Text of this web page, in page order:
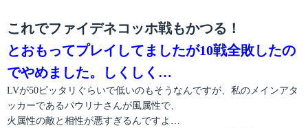
これでファイデネコッホ戦もかつる！
とおもってプレイしてましたが10戦全敗したの
でやめました。しくしく…
LVが50ピッタリぐらいで低いのもそうなんですが、私のメインアタ
ッカーであるパウリナさんが風属性で、
火属性の敵と相性が悪すぎるんですよ…